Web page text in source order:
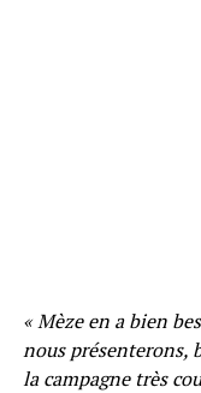
« Mèze en a bien
nous présenterons,
la campagne très